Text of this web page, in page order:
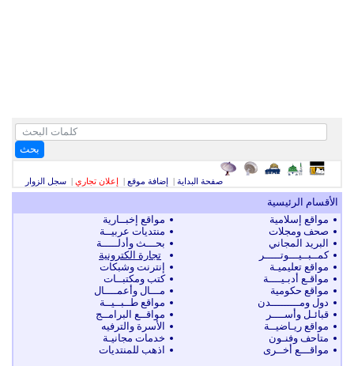
بحث
صفحة البداية | إضافة موقع | إعلان تجاري | سجل الزوار
الأقسام الرئيسية
مواقع إسلامية
صحف ومجلات
البريد المجاني
كمــبــيـــوتـــــر
مواقع تعليميـة
مواقـع أدبـيــــة
مواقع حكومية
دول ومـــــــــدن
قبائـل وأســــر
مواقع ريـاضيــة
متاحف وفنـون
مواقـــع أخــرى
مواقع إخبــارية
منتديات عربيــة
بحـــث وأدلـــــة
تجارة الكترونية
إنترنت وشبكات
كتب ومكتبــات
مـــال وأعمــــال
مواقع طــبــيــة
مواقــع البرامــج
الأسرة والترفيه
خدمات مجانيـة
اذهب للمنتديات